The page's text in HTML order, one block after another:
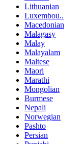
Lithuanian
Luxembou..
Macedonian
Malagasy
Malay
Malayalam
Maltese
Maori
Marathi
Mongolian
Burmese
Nepali
Norwegian
Pashto
Persian